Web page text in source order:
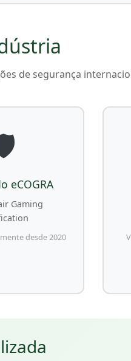
de segurança
eCOGRA
Gaming
desde 2020